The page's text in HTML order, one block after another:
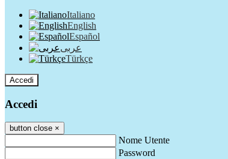
Italiano
English
Español
عربى
Türkçe
Accedi
Accedi
button close ×
Nome Utente
Password